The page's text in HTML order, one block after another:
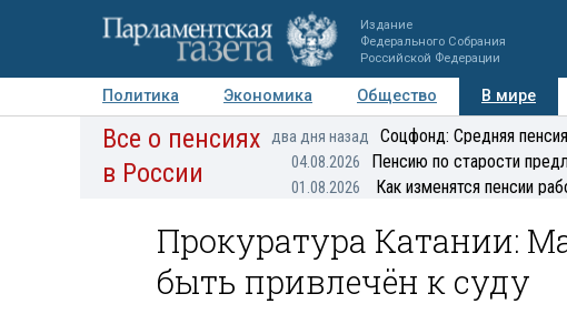
Издание
Федерального Собрания
Российской Федерации
Политика Экономика Общество В мире
Авторы Персоны Мнения Регионы
Все о пенсиях
в России
два дня назад Соцфонд: Средняя
04.08.2026 Пенсию по старости
01.08.2026 Как изменятся пенсии
Прокуратура Катании:
быть привлечён к суду